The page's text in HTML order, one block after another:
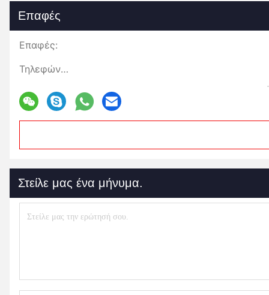
Επαφές
Επαφές:
Τηλεφώνημα:
Στείλε μας ένα μήνυμα.